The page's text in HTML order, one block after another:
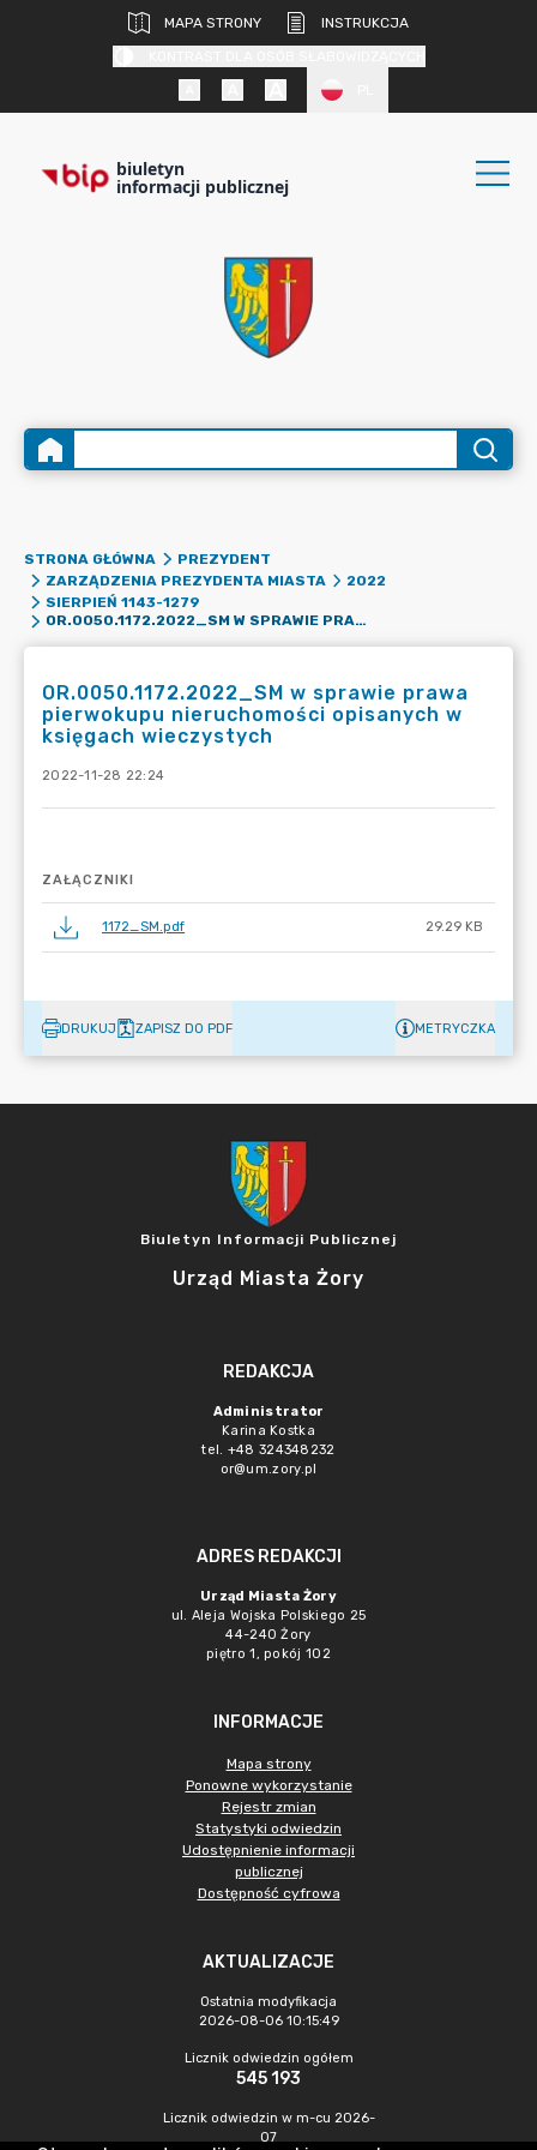
MAPA STRONY
INSTRUKCJA
biuletyn
informacji publicznej
STRONA GŁÓWNA
PREZYDENT
ZARZĄDZENIA PREZYDENTA MIASTA
2022
SIERPIEŃ 1143-1279
OR.0050.1172.2022_SM W SPRAWIE PRAWA PIERWOKUPU NIERUCHOMOŚCI OPISANYCH W KSIĘGACH WIECZYSTYCH
OR.0050.1172.2022_SM w sprawie prawa
pierwokupu nieruchomości opisanych w
księgach wieczystych
2022-11-28 22:24
ZAŁĄCZNIKI
1172_SM.pdf 29.29 KB
DRUKUJ ZAPISZ DO PDF METRYCZKA
Biuletyn Informacji Publicznej
Urząd Miasta Żory
REDAKCJA
Administrator
Karina Kostka
tel. +48 324348232
or@um.zory.pl
ADRES REDAKCJI
Urząd Miasta Żory
ul. Aleja Wojska Polskiego 25
44-240 Żory
piętro 1, pokój 102
INFORMACJE
Mapa strony
Ponowne wykorzystanie
Rejestr zmian
Statystyki odwiedzin
Udostępnienie informacji
publicznej
Dostępność cyfrowa
AKTUALIZACJE
Ostatnia modyfikacja
2026-08-06 10:15:49
Licznik odwiedzin ogółem
545 193
Licznik odwiedzin w m-cu 2026-
07